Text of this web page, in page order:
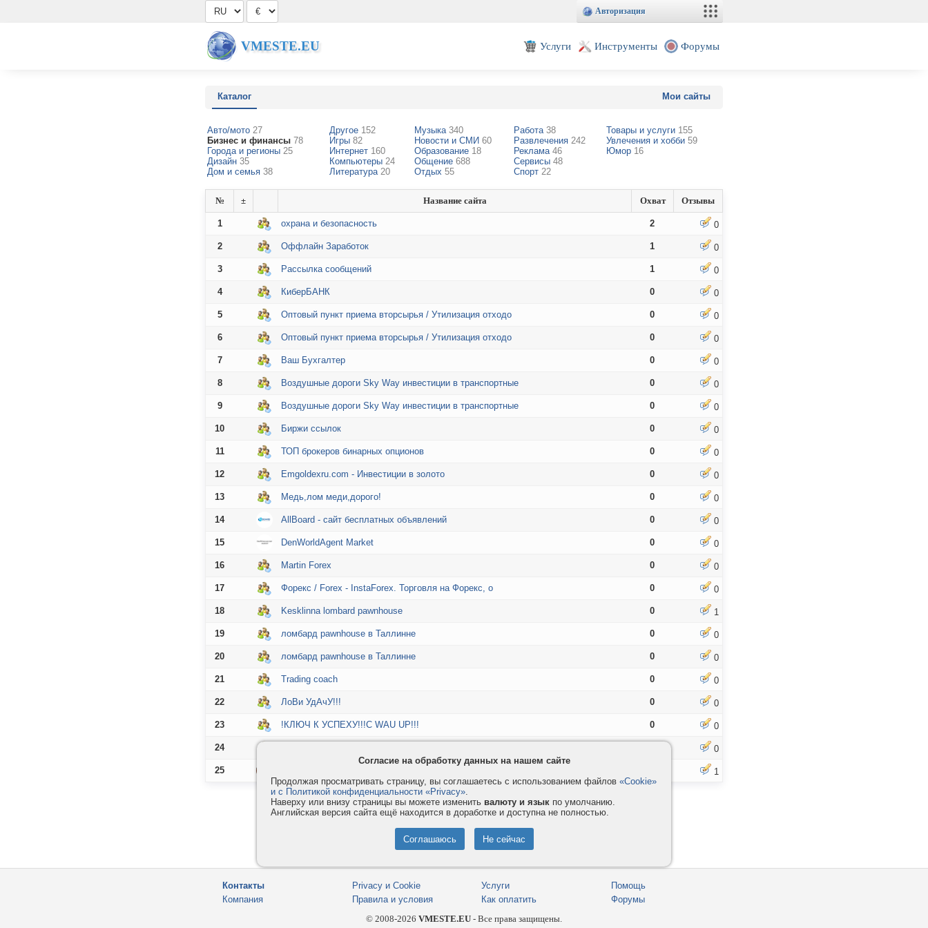
Авторизация
VMESTE.EU Услуги Инструменты Форумы
Каталог Мои сайты
Авто/мото 27
Бизнес и финансы 78
Города и регионы 25
Дизайн 35
Дом и семья 38
Другое 152
Игры 82
Интернет 160
Компьютеры 24
Литература 20
Музыка 340
Новости и СМИ 60
Образование 18
Общение 688
Отдых 55
Работа 38
Развлечения 242
Реклама 46
Сервисы 48
Спорт 22
Товары и услуги 155
Увлечения и хобби 59
Юмор 16
№ ± Название сайта Охват Отзывы
1 охрана и безопасность 2 0
2 Оффлайн Заработок 1 0
3 Рассылка сообщений 1 0
4 КиберБАНК 0 0
5 Оптовый пункт приема вторсырья / Утилизация отходо 0 0
6 Оптовый пункт приема вторсырья / Утилизация отходо 0 0
7 Ваш Бухгалтер 0 0
8 Воздушные дороги Sky Way инвестиции в транспортные 0 0
9 Воздушные дороги Sky Way инвестиции в транспортные 0 0
10 Биржи ссылок 0 0
11 ТОП брокеров бинарных опционов 0 0
12 Emgoldexru.com - Инвестиции в золото 0 0
13 Медь,лом меди,дорого! 0 0
14 AllBoard - сайт бесплатных объявлений 0 0
15 DenWorldAgent Market 0 0
16 Martin Forex 0 0
17 Форекс / Forex - InstaForex. Торговля на Форекс, о 0 0
18 Kesklinna lombard pawnhouse 0 1
19 ломбард pawnhouse в Таллинне 0 0
20 ломбард pawnhouse в Таллинне 0 0
21 Trading coach 0 0
22 ЛоВи УдАчУ!!! 0 0
23 !КЛЮЧ К УСПЕХУ!!!С WAU UP!!! 0 0
24 0
25 1
Следующая страница 26-50
Общая статистика по сайтам
Сайтов: Отзывов: 2279
Контакты
Компания
Privacy и Cookie
Правила и условия
Услуги
Как оплатить
Помощь
Форумы
© 2008-2026 VMESTE.EU - Все права защищены.
Согласие на обработку данных на нашем сайте
Продолжая просматривать страницу, вы соглашаетесь с использованием файлов «Cookie»
и с Политикой конфиденциальности «Privacy».
Наверху или внизу страницы вы можете изменить валюту и язык по умолчанию.
Английская версия сайта ещё находится в доработке и доступна не полностью.